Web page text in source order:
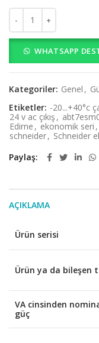
Schneider
WHATSAPP
Kategoriler: Genel ,
Etiketler: -20...+40°c
24 v ac çıkış ,
Edirne , ekonomik seri ,
schneider, Schneider
Paylaş
AÇIKLAMA
Ürün serisi
Ürün ya da bileşen
VA cinsinden
güç